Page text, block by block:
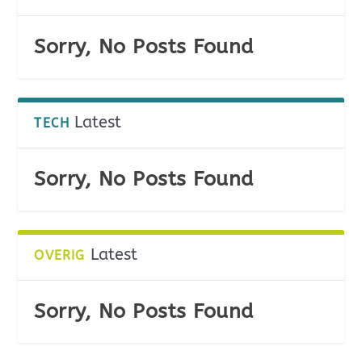
Sorry, No Posts Found
TECH Latest
Sorry, No Posts Found
OVERIG Latest
Sorry, No Posts Found